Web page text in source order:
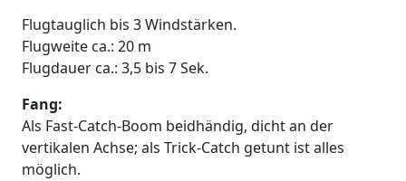
Flugtauglich bis 3 Windstärken.
Flugweite ca.: 20 m
Flugdauer ca.: 3,5 bis 7 Sek.
Fang:
Als Fast-Catch-Boom beidhändig, dicht an der
vertikalen Achse; als Trick-Catch getunt ist alles
möglich.